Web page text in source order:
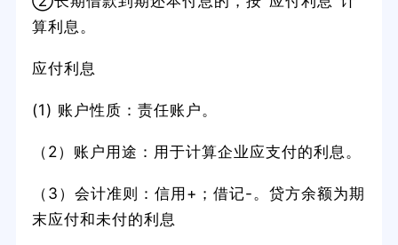
算利息。
应付利息
(1) 账户性质：责任账户。
（2）账户用途：用于计算企业应支付的利息。
（3）会计准则：信用+；借记-。贷方余额为期
末应付和未付的利息